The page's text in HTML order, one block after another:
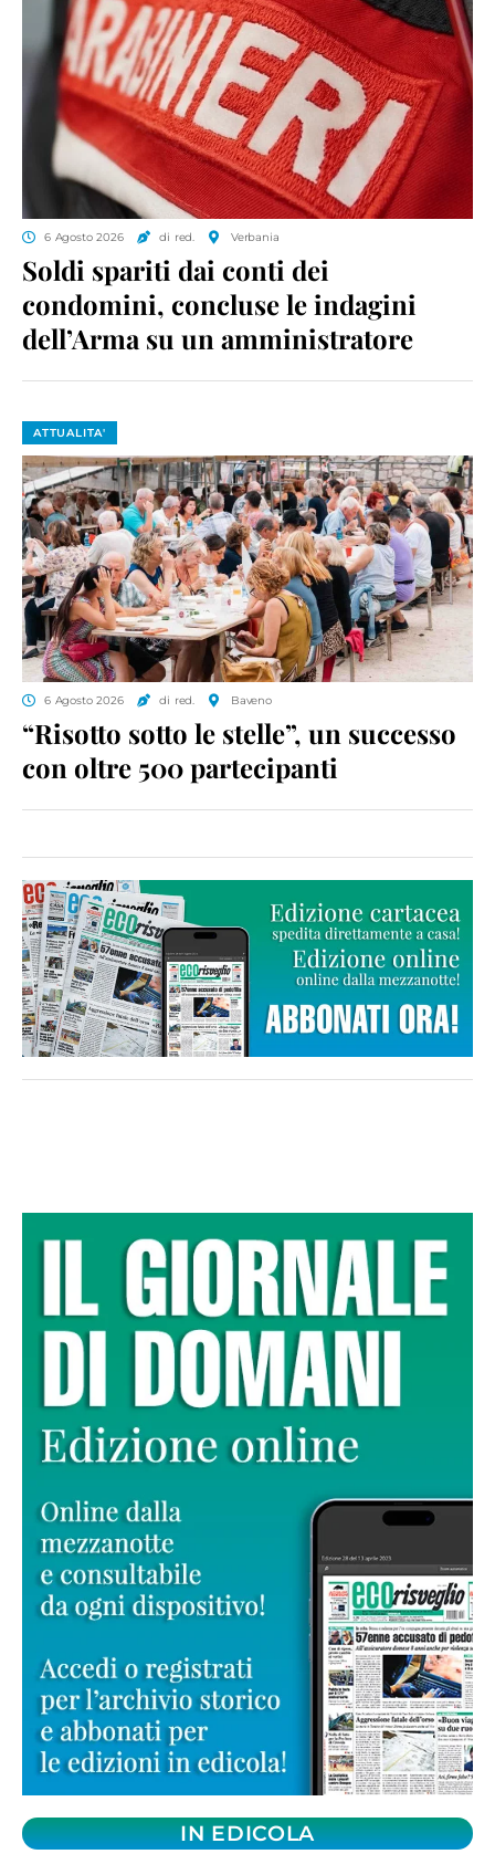
6 Agosto 2026 di red. Verbania
Soldi spariti dai conti dei
condomini, concluse le indagini
dell’Arma su un amministratore
ATTUALITA'
6 Agosto 2026 di red. Baveno
“Risotto sotto le stelle”, un successo
con oltre 500 partecipanti
IN EDICOLA